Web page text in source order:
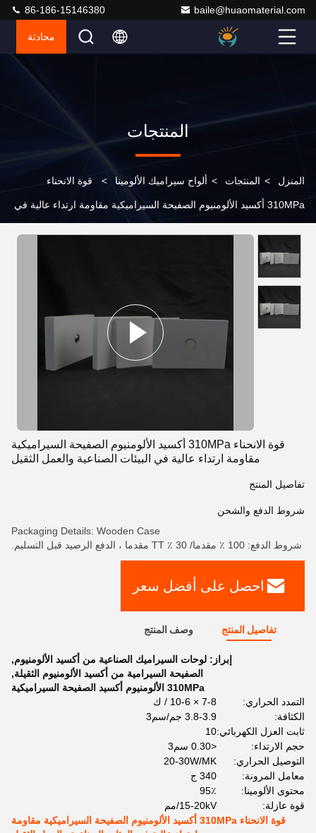
baile@huaomaterial.com
86-186-15146380
محادثة
المنتجات
المنزل > المنتجات > ألواح سيراميك الألومينا > قوة الانحناء
310MPa أكسيد الألومنيوم الصفيحة السيراميكية مقاومة ارتداء عالية في
قوة الانحناء 310MPa أكسيد الألومنيوم الصفيحة السيراميكية
مقاومة ارتداء عالية في البيئات الصناعية والعمل الثقيل
تفاصيل المنتج
شروط الدفع والشحن
Packaging Details: Wooden Case
شروط الدفع: 100 ٪ مقدما/ 30 ٪ TT مقدما ، الدفع الرصيد قبل التسليم.
احصل على أفضل سعر
تفاصيل المنتج وصف المنتج
إبراز: لوحات السيراميك الصناعية من أكسيد الألومنيوم,
الصفيحة السيرامية من أكسيد الألومنيوم الثقيلة,
310MPa الألومنيوم أكسيد الصفيحة السيراميكية
التمدد الحراري:
7-8 × 10-6 / ك
الكثافة:
3.8-3.9 جم/سم3
ثابت العزل الكهربائي:10
حجم الارتداء:
<0.30 سم3
التوصيل الحراري:
20-30W/MK
معامل المرونة:
340 ج
محتوى الألومينا:
95٪
قوة عازلة:
15-20kV/مم
قوة الانحناء 310MPa أكسيد الألومنيوم الصفيحة السيراميكية مقاومة